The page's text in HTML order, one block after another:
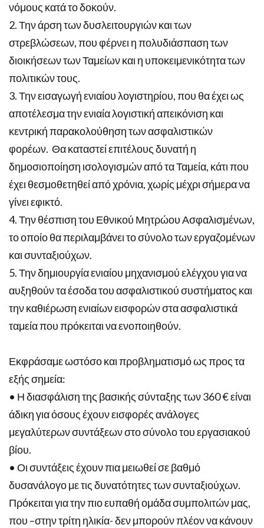
νόμους κατά το δοκούν.
2. Την άρση των δυσλειτουργιών και των
στρεβλώσεων, που φέρνει η πολυδιάσπαση των
διοικήσεων των Ταμείων και η υποκειμενικότητα των
πολιτικών τους.
3. Την εισαγωγή ενιαίου λογιστηρίου, που θα έχει ως
αποτέλεσμα την ενιαία λογιστική απεικόνιση και
κεντρική παρακολούθηση των ασφαλιστικών
φορέων. Θα καταστεί επιτέλους δυνατή η
δημοσιοποίηση ισολογισμών από τα Ταμεία, κάτι που
έχει θεσμοθετηθεί από χρόνια, χωρίς μέχρι σήμερα να
γίνει εφικτό.
4. Την θέσπιση του Εθνικού Μητρώου Ασφαλισμένων,
το οποίο θα περιλαμβάνει το σύνολο των εργαζομένων
και συνταξιούχων.
5. Την δημιουργία ενιαίου μηχανισμού ελέγχου για να
αυξηθούν τα έσοδα του ασφαλιστικού συστήματος και
την καθιέρωση ενιαίων εισφορών στα ασφαλιστικά
ταμεία που πρόκειται να ενοποιηθούν.
Εκφράσαμε ωστόσο και προβληματισμό ως προς τα
εξής σημεία:
• Η διασφάλιση της βασικής σύνταξης των 360 € είναι
άδικη για όσους έχουν εισφορές ανάλογες
μεγαλύτερων συντάξεων στο σύνολο του εργασιακού
βίου.
• Οι συντάξεις έχουν πια μειωθεί σε βαθμό
δυσανάλογο με τις δυνατότητες των συνταξιούχων.
Πρόκειται για την πιο ευπαθή ομάδα συμπολιτών μας,
που –στην τρίτη ηλικία- δεν μπορούν πλέον να κάνουν